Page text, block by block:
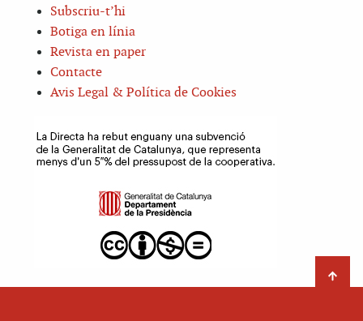
Subscriu-t’hi
Botiga en línia
Revista en paper
Contacte
Avis Legal & Política de Cookies